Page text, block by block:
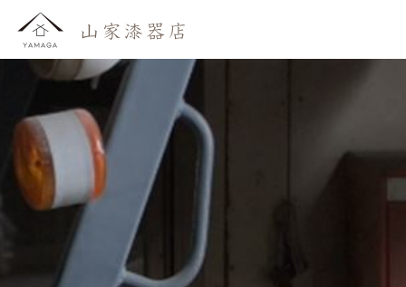
おしらせ
わたしたち
かいもの
よみもの
おといあわせ
ご利用ガイド